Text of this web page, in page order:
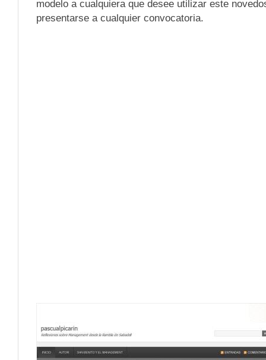
modelo a cualquiera que desee utilizar este
presentarse a cualquier convocatoria.